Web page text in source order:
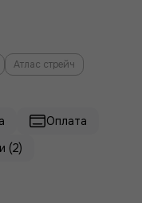
Атлас стрейч
Оплата
(2)